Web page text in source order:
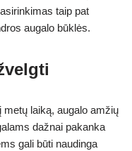
taip pat
augalo būklės.
laiką, augalo amžių
dažnai pakanka
gali būti naudinga